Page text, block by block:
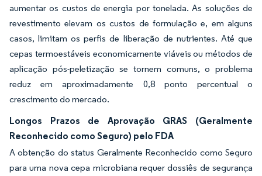
aumentar os custos de energia por tonelada. As soluções de
revestimento elevam os custos de formulação e, em alguns
casos, limitam os perfis de liberação de nutrientes. Até que
cepas termoestáveis economicamente viáveis ou métodos de
aplicação pós-peletização se tornem comuns, o problema
reduz em aproximadamente 0,8 ponto percentual o
crescimento do mercado.
Longos Prazos de Aprovação GRAS (Geralmente
Reconhecido como Seguro) pelo FDA
A obtenção do status Geralmente Reconhecido como Seguro
para uma nova cepa microbiana requer dossiês de segurança